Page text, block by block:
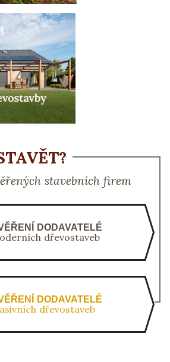
stavebních firem
DODAVATELÉ
dřevostaveb
DODAVATELÉ
dřevostaveb